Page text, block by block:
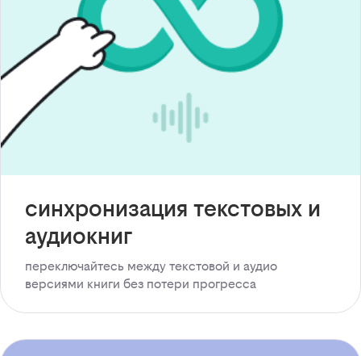
синхронизация текстовых и
аудиокниг
переключайтесь между текстовой и аудио
версиями книги без потери прогресса